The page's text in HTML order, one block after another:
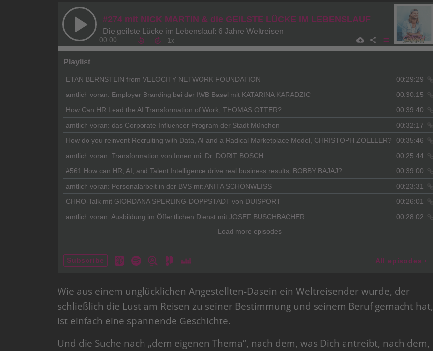
Wie aus einem unglücklichen Angestellten-Dasein ein Weltreisender wurde, der
schließlich die Lust am Reisen zu seiner Bestimmung und seinem Beruf gemacht hat,
ist einfach eine spannende Geschichte.
Und die Suche nach „dem eigenen Thema“, nach dem, was Dich antreibt, nach dem,